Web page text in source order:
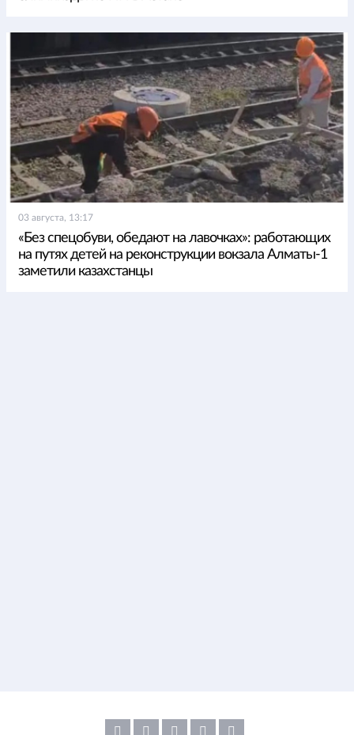
03 августа, 13:17
«Без спецобуви, обедают на лавочках»: работающих
на путях детей на реконструкции вокзала Алматы-1
заметили казахстанцы